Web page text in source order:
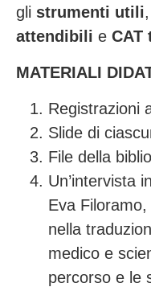
gli strumenti utili
attendibili e CAT
MATERIALI
Registrazioni
Slide di
File della
Un’intervista
Eva
nella
medico e
percorso e le